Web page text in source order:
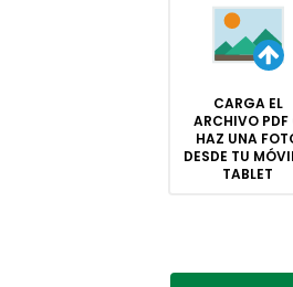
CARGA EL
ARCHIVO PDF
HAZ UNA
DESDE TU
TABLET